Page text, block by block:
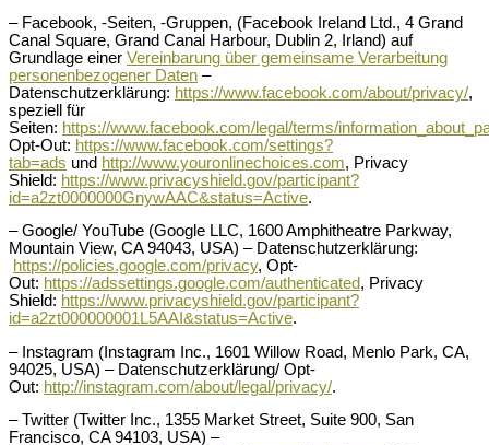
– Facebook, -Seiten, -Gruppen, (Facebook Ireland Ltd., 4 Grand
Canal Square, Grand Canal Harbour, Dublin 2, Irland) auf
Grundlage einer Vereinbarung über gemeinsame Verarbeitung
personenbezogener Daten –
Datenschutzerklärung: https://www.facebook.com/about/privacy/,
speziell für
Seiten: https://www.facebook.com/legal/terms/
Opt-Out: https://www.facebook.com/settings?
tab=ads und http://www.youronlinechoices.com, Privacy
Shield: https://www.privacyshield.gov/participant?
id=a2zt0000000GnywAAC&status=Active.
– Google/ YouTube (Google LLC, 1600 Amphitheatre Parkway,
Mountain View, CA 94043, USA) – Datenschutzerklärung:
https://policies.google.com/privacy, Opt-
Out: https://adssettings.google.com/authenticated, Privacy
Shield: https://www.privacyshield.gov/participant?
id=a2zt000000001L5AAI&status=Active.
– Instagram (Instagram Inc., 1601 Willow Road, Menlo Park, CA,
94025, USA) – Datenschutzerklärung/ Opt-
Out: http://instagram.com/about/legal/privacy/.
– Twitter (Twitter Inc., 1355 Market Street, Suite 900, San
Francisco, CA 94103, USA) –